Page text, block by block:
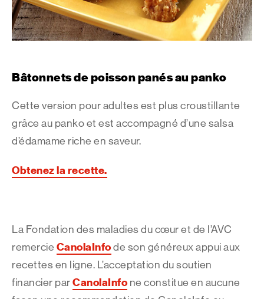
Bâtonnets de poisson panés au panko
Cette version pour adultes est plus croustillante
grâce au panko et est accompagné d’une salsa
d’édamame riche en saveur.
Obtenez la recette.
La Fondation des maladies du cœur et de l’AVC
remercie CanolaInfode son généreux appui aux
recettes en ligne. L’acceptation du soutien
financier par CanolaInfone constitue en aucune